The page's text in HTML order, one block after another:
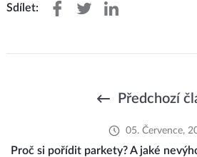
Sdílet:
Předchozí
05. Července,
Proč si pořídit parkety? A jaké